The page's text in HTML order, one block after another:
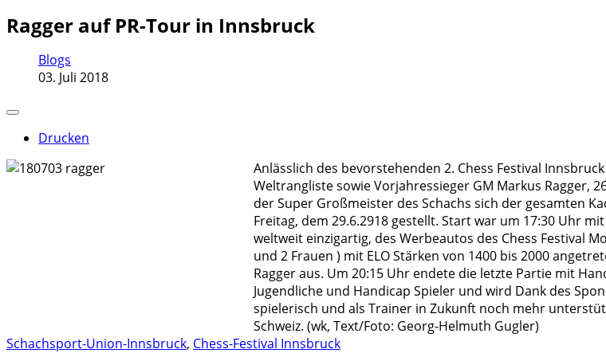
Ragger auf PR-Tour in Innsbruck
Blogs
03. Juli 2018
Drucken
Anlässlich des bevorstehenden 2. Chess Festival
Weltrangliste sowie Vorjahressieger GM Markus Ragger,
der Super Großmeister des Schachs sich der gesamten
Freitag, dem 29.6.2918 gestellt. Start war um 17:30 Uhr
weltweit einzigartig, des Werbeautos des Chess Festival
und 2 Frauen ) mit ELO Stärken von 1400 bis 2000
Ragger aus. Um 20:15 Uhr endete die letzte Partie mit
Jugendliche und Handicap Spieler und wird Dank des
spielerisch und als Trainer in Zukunft noch mehr
Schweiz. (wk, Text/Foto: Georg-Helmuth Gugler)
Schachsport-Union-Innsbruck, Chess-Festival Innsbruck